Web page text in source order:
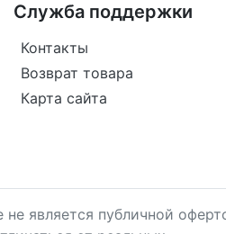
Служба поддержки
Контакты
Возврат товара
Карта сайта
является публичной